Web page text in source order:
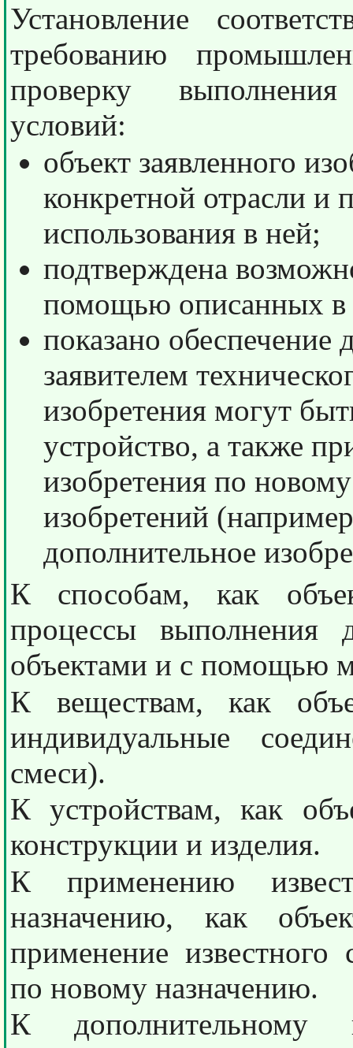
Установление
требованию
проверку
условий:
объект заявленного
конкретной отрасли и
использования в ней;
подтверждена
помощью описанных в
показано обеспечение
заявителем
изобретения могут
устройство, а также
изобретения по
изобретений
дополнительное
К способам, как
процессы выполнения
объектами и с помощью
К веществам, как
индивидуальные
смеси).
К устройствам, как
конструкции и изделия.
К применению
назначению, как
применение известного
по новому назначению.
К дополнительному